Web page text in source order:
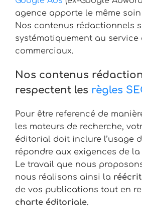
agence apporte le même
Nos contenus rédactionnels
systématiquement au service
commerciaux.
Nos contenus
respectent les règles
Pour être referencé de
les moteurs de recherche,
éditorial doit inclure l’usage
répondre aux exigences de la
Le travail que nous
nous réalisons ainsi la
de vos publications tout en
charte éditoriale.